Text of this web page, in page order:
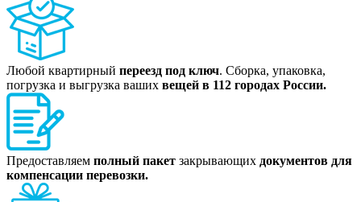
Любой квартирный переезд под ключ. Сборка, упаковка,
погрузка и выгрузка ваших вещей в 112 городах России.
Предоставляем полный пакет закрывающих документов для
компенсации перевозки.